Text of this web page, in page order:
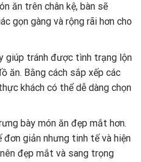
ăn trên chân kệ, bàn sẽ
gọn gàng và rộng rãi hơn cho
giúp tránh được tình trạng lộn
ăn. Bằng cách sắp xếp các
khách có thể dễ dàng chọn
bày món ăn đẹp mắt hơn.
giản nhưng tinh tế và hiện
đẹp mắt và sang trọng